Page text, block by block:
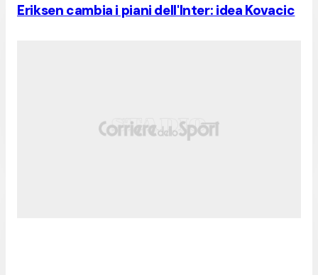
Eriksen cambia i piani dell'Inter: idea Kovacic